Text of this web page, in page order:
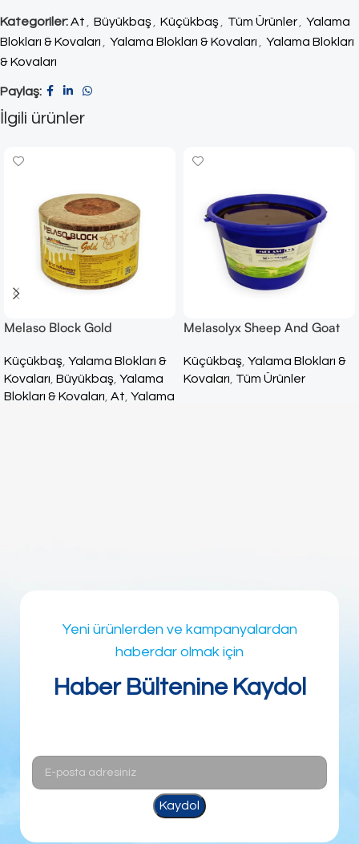
Kategoriler:At , Büyükbaş, Küçükbaş, Tüm Ürünler, Yalama
Blokları & Kovaları , Yalama Blokları & Kovaları , Yalama Blokları
& Kovaları
Paylaş:
İlgili ürünler
Melaso Block Gold
Küçükbaş, Yalama Blokları &
Kovaları, Büyükbaş, Yalama
Blokları & Kovaları, At, Yalama
Melasolyx Sheep And Goat
Küçükbaş, Yalama Blokları &
Kovaları, Tüm Ürünler
Yeni ürünlerden ve kampanyalardan
haberdar olmak için
Haber Bültenine Kaydol